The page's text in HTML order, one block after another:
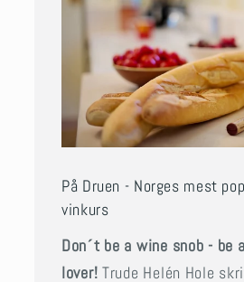
På Druen - Norges mest
vinkurs
Don´t be a wine snob - be
lover!Trude Helén Hole